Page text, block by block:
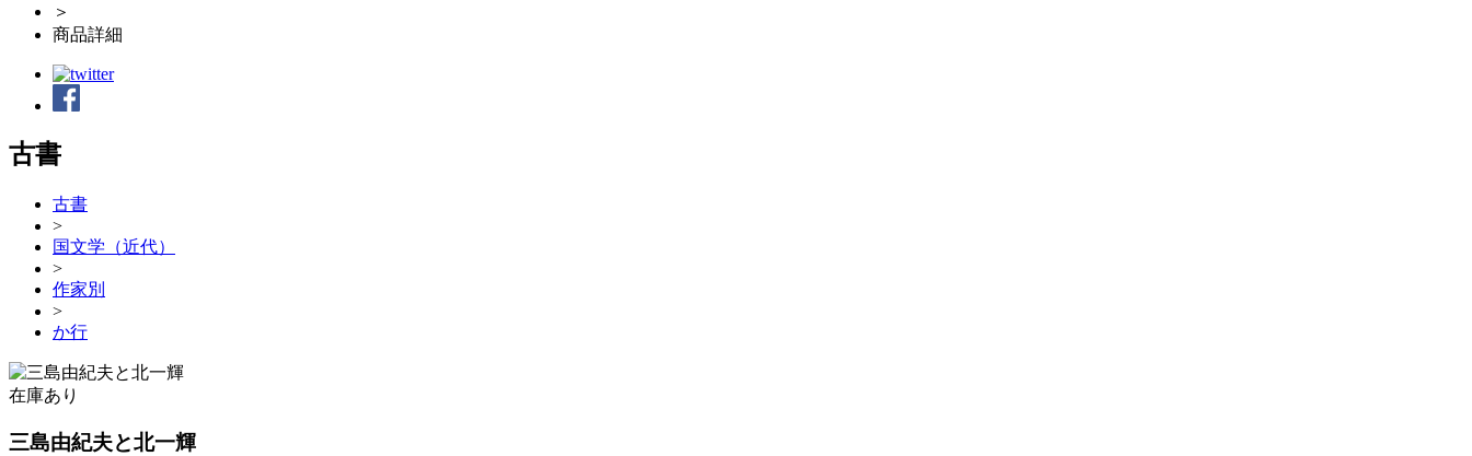
＞
商品詳細
古書
古書
>
国文学（近代）
>
作家別
>
か行
在庫あり
三島由紀夫と北一輝